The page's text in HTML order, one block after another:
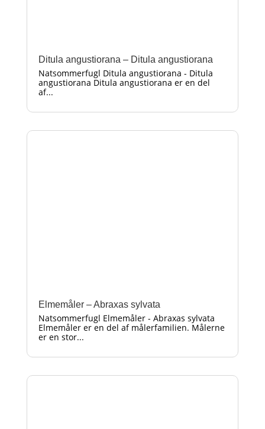
Ditula angustiorana – Ditula angustiorana
Natsommerfugl Ditula angustiorana - Ditula
angustiorana Ditula angustiorana er en del
af...
Elmemåler – Abraxas sylvata
Natsommerfugl Elmemåler - Abraxas sylvata
Elmemåler er en del af målerfamilien. Målerne
er en stor...